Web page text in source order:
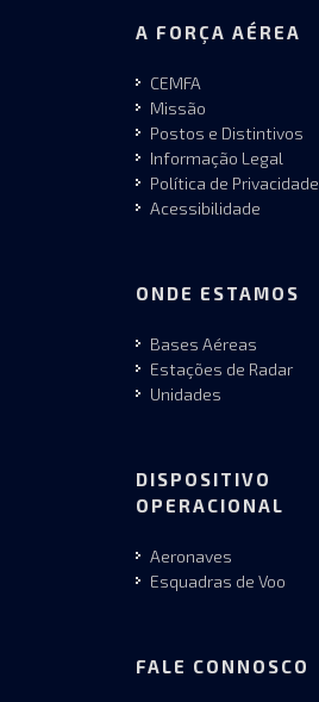
A FORÇA AÉREA
CEMFA
Missão
Postos e Distintivos
Informação Legal
Política de Privacidade
Acessibilidade
ONDE ESTAMOS
Bases Aéreas
Estações de Radar
Unidades
DISPOSITIVO
OPERACIONAL
Aeronaves
Esquadras de Voo
FALE CONNOSCO